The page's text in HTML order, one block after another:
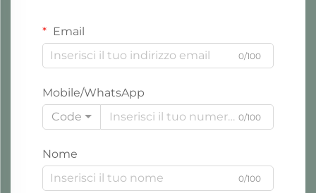
Email
0/100
Mobile/WhatsApp
Code
0/100
Nome
0/100